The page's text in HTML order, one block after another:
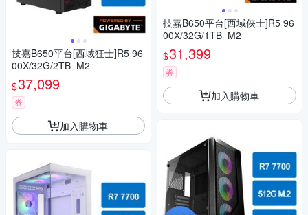
技嘉B650平台[西域狂士]R5 96
00X/32G/2TB_M2
$37,099
券
加入購物車
技嘉B650平台[西域俠士]R5 96
00X/32G/1TB_M2
$31,399
券
加入購物車